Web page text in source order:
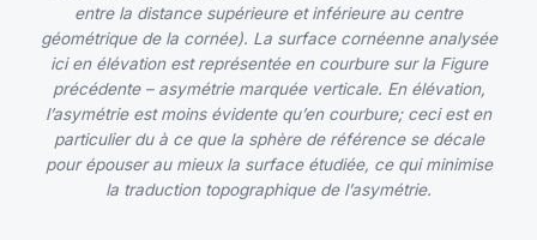
entre la distance supérieure et inférieure au centre
géométrique de la cornée). La surface cornéenne analysée
ici en élévation est représentée en courbure sur la Figure
précédente – asymétrie marquée verticale. En élévation,
l’asymétrie est moins évidente qu’en courbure; ceci est en
particulier du à ce que la sphère de référence se décale
pour épouser au mieux la surface étudiée, ce qui minimise
la traduction topographique de l’asymétrie.